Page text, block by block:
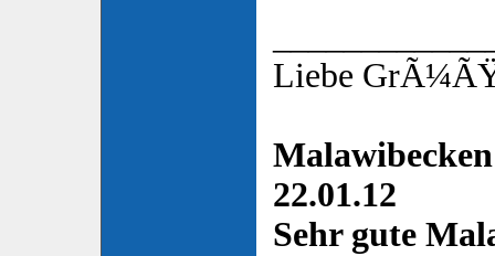
Liebe
22.01.12
Sehr gute